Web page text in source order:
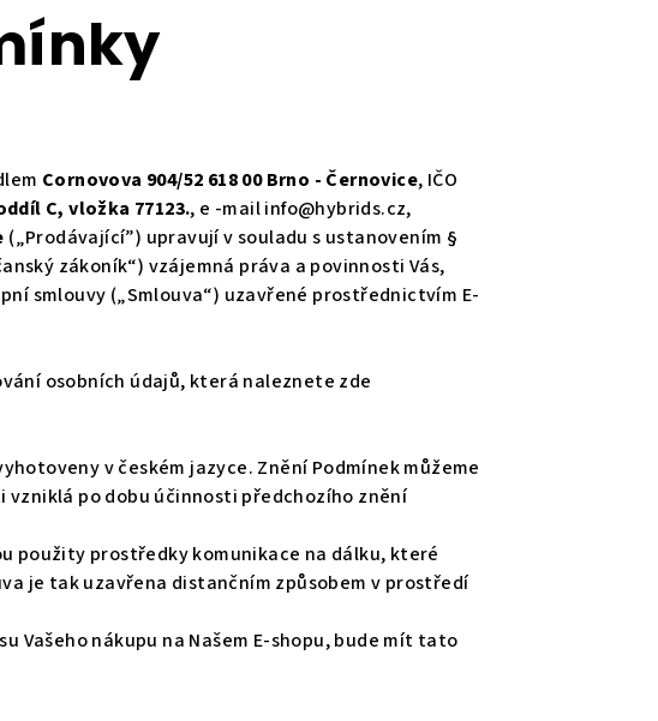
Cornovova 904/52 618 00 Brno - Černovice, IČO
C, vložka 77123., e -mail info@hybrids.cz,
(„Prodávající”) upravují v souladu s ustanovením §
zákoník“) vzájemná práva a povinnosti Vás,
smlouvy („Smlouva“) uzavřené prostřednictvím E-
osobních údajů, která naleznete zde
v českém jazyce. Znění Podmínek můžeme
po dobu účinnosti předchozího znění
použity prostředky komunikace na dálku, které
je tak uzavřena distančním způsobem v prostředí
Vašeho nákupu na Našem E-shopu, bude mít tato